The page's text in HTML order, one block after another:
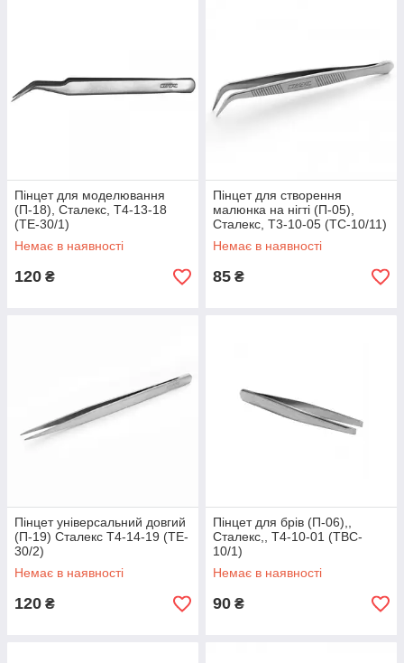
Пінцет для моделювання
(П-18), Сталекс, T4-13-18
(TE-30/1)
Немає в наявності
120 ₴
Пінцет для створення
малюнка на нігті (П-05),
Сталекс, T3-10-05 (TC-10/11)
Немає в наявності
85 ₴
Пінцет універсальний довгий
(П-19) Сталекс T4-14-19 (TE-
30/2)
Немає в наявності
120 ₴
Пінцет для брів (П-06),,
Сталекс,, T4-10-01 (TBC-
10/1)
Немає в наявності
90 ₴